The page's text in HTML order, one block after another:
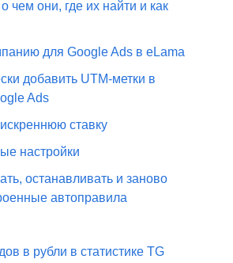
чем они, где их найти и как
для Google Ads в eLama
добавить UTM-метки в
Ads
ставку
настройки
останавливать и заново
автоправила
в рубли в статистике TG